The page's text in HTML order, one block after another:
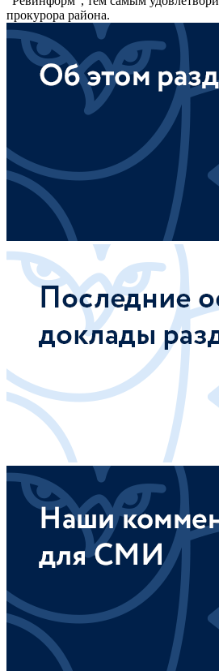
прокурора района.